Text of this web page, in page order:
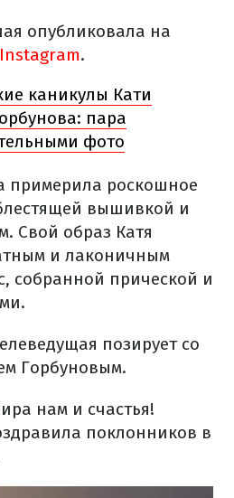
опубликовала на
Instagram.
каникулы Кати
пара
фото
примерила роскошное
вышивкой и
Свой образ Катя
и лаконичным
собранной прической и
позирует со
Горбуновым.
нам и счастья!
поклонников в